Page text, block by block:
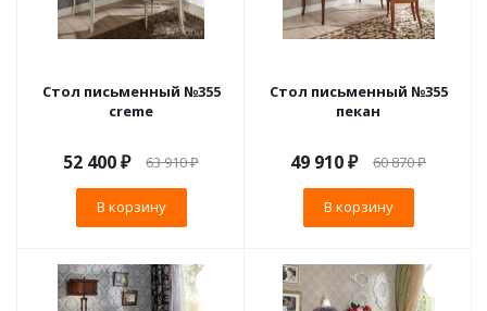
Стол письменный №355
creme
52 400₽ 63 910₽
В корзину
Стол письменный №355
пекан
49 910₽ 60 870₽
В корзину